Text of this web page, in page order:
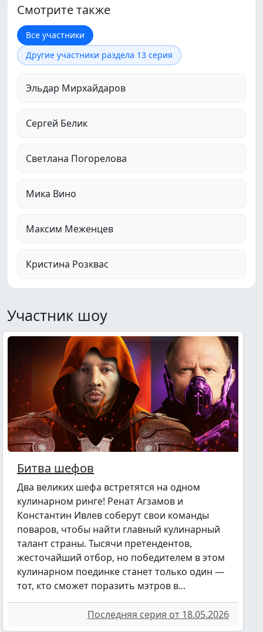
Смотрите также
Все участники
Другие участники раздела 13 серия
Эльдар Мирхайдаров
Сергей Белик
Светлана Погорелова
Мика Вино
Максим Меженцев
Кристина Розквас
Участник шоу
Битва шефов
Два великих шефа встретятся на одном
кулинарном ринге! Ренат Агзамов и
Константин Ивлев соберут свои команды
поваров, чтобы найти главный кулинарный
талант страны. Тысячи претендентов,
жесточайший отбор, но победителем в этом
кулинарном поединке станет только один —
тот, кто сможет поразить мэтров в...
Последняя серия от 18.05.2026